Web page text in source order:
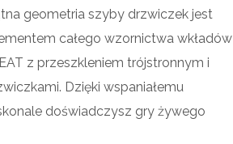
geometria szyby drzwiczek jest
całego wzornictwa wkładów
z przeszkleniem trójstronnym i
Dzięki wspaniałemu
doświadczysz gry żywego